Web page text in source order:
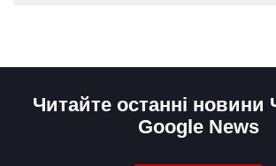
Читайте останні новини
Google News